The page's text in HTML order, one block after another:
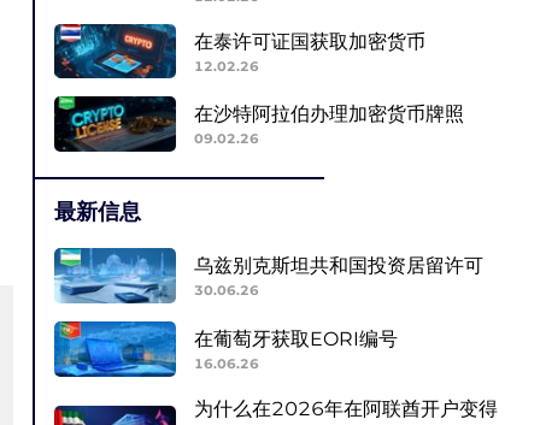
在泰许可证国获取加密货币
12.02.26
在沙特阿拉伯办理加密货币牌照
09.02.26
最新信息
乌兹别克斯坦共和国投资居留许可
30.06.26
在葡萄牙获取EORI编号
16.06.26
为什么在2026年在阿联酋开户变得